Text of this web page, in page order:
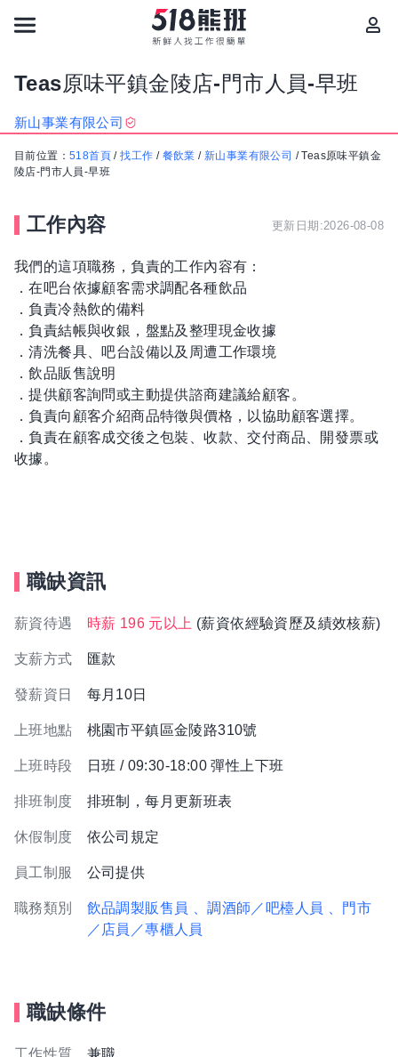
Teas原味平鎮金陵店-門市人員-早班
新山事業有限公司
目前位置： 518首頁 /找工作 / 餐飲業 /新山事業有限公司 /Teas原味平鎮金
陵店-門市人員-早班
工作內容 更新日期:2026-08-08
我們的這項職務，負責的工作內容有：
．在吧台依據顧客需求調配各種飲品
．負責冷熱飲的備料
．負責結帳與收銀，盤點及整理現金收據
．清洗餐具、吧台設備以及周遭工作環境
．飲品販售說明
．提供顧客詢問或主動提供諮商建議給顧客。
．負責向顧客介紹商品特徵與價格，以協助顧客選擇。
．負責在顧客成交後之包裝、收款、交付商品、開發票或
收據。
職缺資訊
薪資待遇 時薪 196 元以上 (薪資依經驗資歷及績效核薪)
支薪方式 匯款
發薪資日 每月10日
上班地點 桃園市平鎮區金陵路310號
上班時段 日班 / 09:30-18:00 彈性上下班
排班制度 排班制，每月更新班表
休假制度 依公司規定
員工制服 公司提供
職務類別 飲品調製販售員 、調酒師／吧檯人員
、門市
／店員／專櫃人員
職缺條件
工作性質 兼職